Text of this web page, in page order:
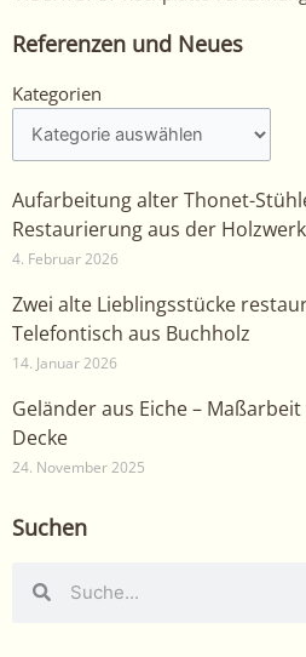
Referenzen und Neues
Kategorien
Kategorien
Aufarbeitung alter Thonet-
Restaurierung aus der
4. Februar 2026
Zwei alte Lieblingsstücke
Telefontisch aus Buchholz
14. Januar 2026
Geländer aus Eiche –
Decke
24. November 2025
Suchen